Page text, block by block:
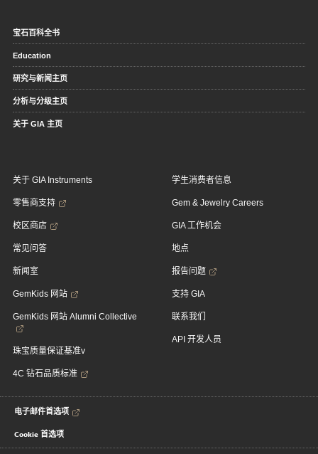
宝石百科全书
Education
研究与新闻主页
分析与分级主页
关于 GIA 主页
关于 GIA Instruments
零售商支持
校区商店
常见问答
新闻室
GemKids 网站
GemKids 网站 Alumni Collective
珠宝质量保证基准v
4C 钻石品质标准
学生消费者信息
Gem & Jewelry Careers
GIA 工作机会
地点
报告问题
支持 GIA
联系我们
API 开发人员
电子邮件首选项
Cookie 首选项